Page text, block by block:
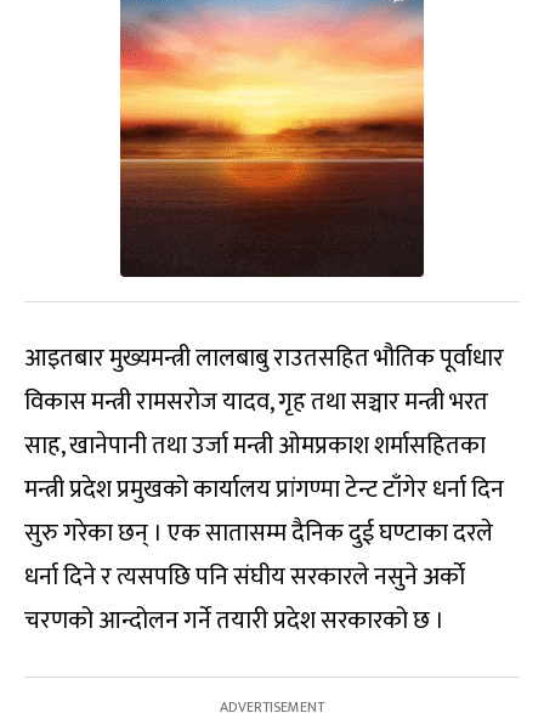
आइतबार मुख्यमन्त्री लालबाबु राउतसहित भौतिक पूर्वाधार
विकास मन्त्री रामसरोज यादव, गृह तथा सञ्चार मन्त्री भरत
साह, खानेपानी तथा उर्जा मन्त्री ओमप्रकाश शर्मासहितका
मन्त्री प्रदेश प्रमुखको कार्यालय प्रांगण्मा टेन्ट टाँगेर धर्ना दिन
सुरु गरेका छन् । एक सातासम्म दैनिक दुई घण्टाका दरले
धर्ना दिने र त्यसपछि पनि संघीय सरकारले नसुने अर्काे
चरणको आन्दोलन गर्ने तयारी प्रदेश सरकारको छ ।